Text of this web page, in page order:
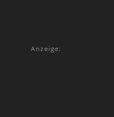
Anzeige: